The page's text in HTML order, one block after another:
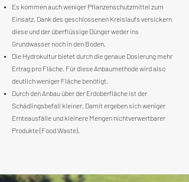
Es kommen auch weniger Pflanzenschutzmittel zum
Einsatz. Dank des geschlossenen Kreislaufs versickern
diese und der überflüssige Dünger weder ins
Grundwasser noch in den Boden.
Die Hydrokultur bietet durch die genaue Dosierung mehr
Ertrag pro Fläche. Für diese Anbaumethode wird also
deutlich weniger Fläche benötigt.
Durch den Anbau über der Erdoberfläche ist der
Schädlingsbefall kleiner. Damit ergeben sich weniger
Ernteausfälle und kleinere Mengen nichtverwertbarer
Produkte (Food Waste).